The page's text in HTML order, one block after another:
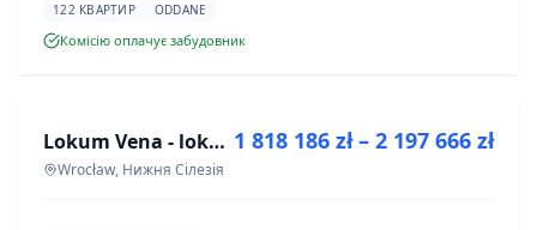
122 КВАРТИР ODDANE
Комісію оплачує забудовник
ІНВЕСТИЦІЯ Lokum Vena - lokale użytkowe
Wrocław, Нижня Сілезія
1 818 186 zł – 2 197 666 zł